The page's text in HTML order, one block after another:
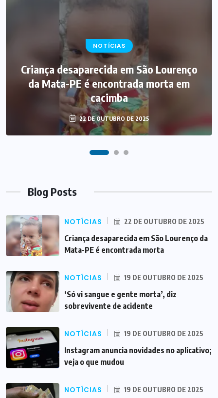
NOTÍCIAS
Criança desaparecida em São Lourenço
da Mata-PE é encontrada morta em
cacimba
22 DE OUTUBRO DE 2025
NOTÍCIAS
‘Só vi sangue e gente morta’, diz
sobrevivente de acidente de ônibus em
PE
19 DE OUTUBRO DE 2025
Blog Posts
NOTÍCIAS 22 DE OUTUBRO DE 2025
Criança desaparecida em São Lourenço da
Mata-PE é encontrada morta
NOTÍCIAS 19 DE OUTUBRO DE 2025
‘Só vi sangue e gente morta’, diz
sobrevivente de acidente
NOTÍCIAS 19 DE OUTUBRO DE 2025
Instagram anuncia novidades no aplicativo;
veja o que mudou
NOTÍCIAS 19 DE OUTUBRO DE 2025